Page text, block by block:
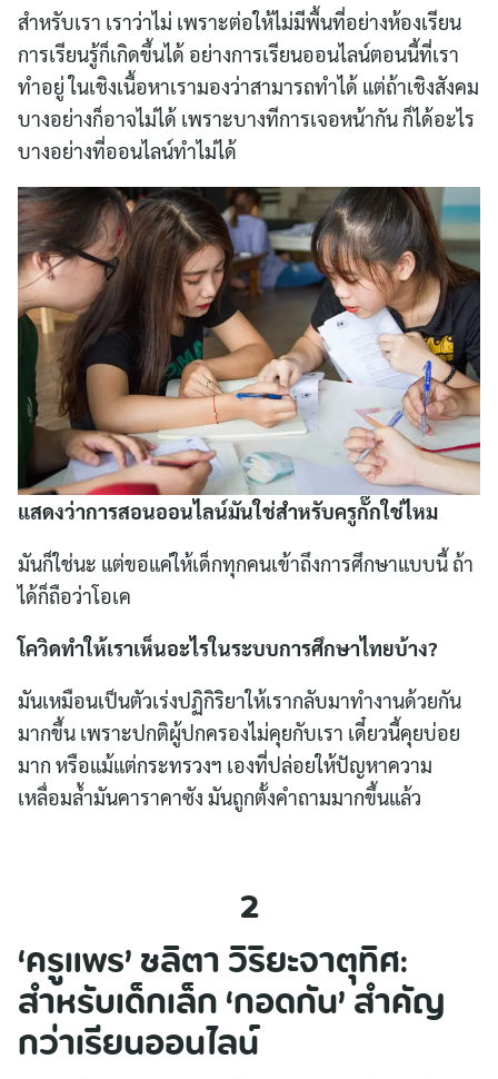
for:
สำหรับเรา เราว่าไม่ เพราะต่อให้ไม่มีพื้นที่อย่างห้องเรียน
การเรียนรู้ก็เกิดขึ้นได้ อย่างการเรียนออนไลน์ตอนนี้ที่เรา
ทำอยู่ ในเชิงเนื้อหาเรามองว่าสามารถทำได้ แต่ถ้าเชิงสังคม
บางอย่างก็อาจไม่ได้ เพราะบางทีการเจอหน้ากัน ก็ได้อะไร
บางอย่างที่ออนไลน์ทำไม่ได้
แสดงว่าการสอนออนไลน์มันใช่สำหรับครูกั๊กใช่ไหม
มันก็ใช่นะ แต่ขอแค่ให้เด็กทุกคนเข้าถึงการศึกษาแบบนี้ ถ้า
ได้ก็ถือว่าโอเค
โควิดทำให้เราเห็นอะไรในระบบการศึกษาไทยบ้าง?
มันเหมือนเป็นตัวเร่งปฏิกิริยาให้เรากลับมาทำงานด้วยกัน
มากขึ้น เพราะปกติผู้ปกครองไม่คุยกับเรา เดี๋ยวนี้คุยบ่อย
มาก หรือแม้แต่กระทรวงฯ เองที่ปล่อยให้ปัญหาความ
เหลื่อมล้ำมันคาราคาซัง มันถูกตั้งคำถามมากขึ้นแล้ว
2
‘ครูแพร’ ชลิตา วิริยะจาตุทิศ:
สำหรับเด็กเล็ก ‘กอดกัน’ สำคัญ
กว่าเรียนออนไลน์